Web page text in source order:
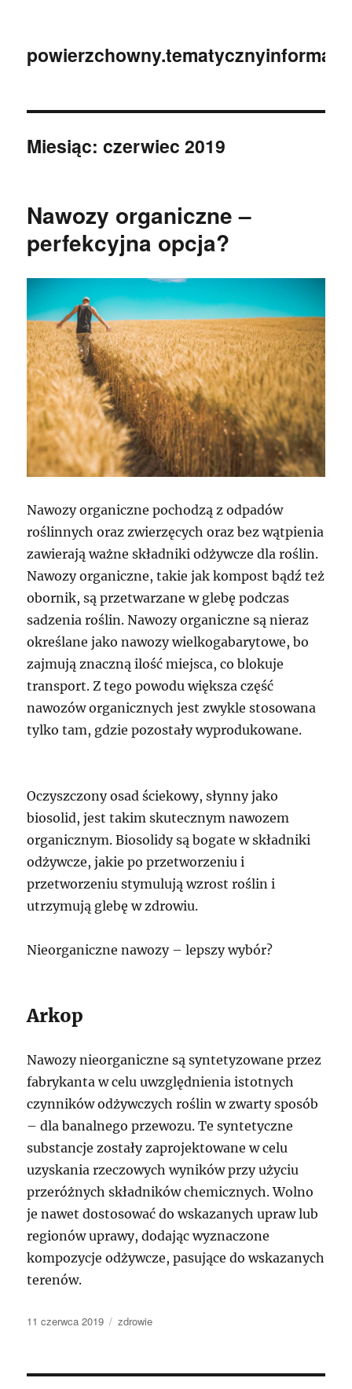
Miesiąc:czerwiec 2019
Nawozy organiczne –
perfekcyjna opcja?
Nawozy organiczne pochodzą z odpadów
roślinnych oraz zwierzęcych oraz bez wątpienia
zawierają ważne składniki odżywcze dla roślin.
Nawozy organiczne, takie jak kompost bądź też
obornik, są przetwarzane w glebę podczas
sadzenia roślin. Nawozy organiczne są nieraz
określane jako nawozy wielkogabarytowe, bo
zajmują znaczną ilość miejsca, co blokuje
transport. Z tego powodu większa część
nawozów organicznych jest zwykle stosowana
tylko tam, gdzie pozostały wyprodukowane.
Oczyszczony osad ściekowy, słynny jako
biosolid, jest takim skutecznym nawozem
organicznym. Biosolidy są bogate w składniki
odżywcze, jakie po przetworzeniu i
przetworzeniu stymulują wzrost roślin i
utrzymują glebę w zdrowiu.
Nieorganiczne nawozy – lepszy wybór?
Arkop
Nawozy nieorganiczne są syntetyzowane przez
fabrykanta w celu uwzględnienia istotnych
czynników odżywczych roślin w zwarty sposób
– dla banalnego przewozu. Te syntetyczne
substancje zostały zaprojektowane w celu
uzyskania rzeczowych wyników przy użyciu
przeróżnych składników chemicznych. Wolno
je nawet dostosować do wskazanych upraw lub
regionów uprawy, dodając wyznaczone
kompozycje odżywcze, pasujące do wskazanych
terenów.
Data
11 czerwca 2019 Kategorie
zdrowie